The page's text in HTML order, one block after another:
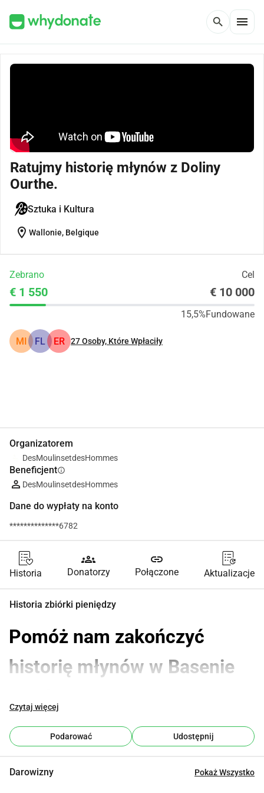
search menu
Ratujmy historię młynów z Doliny
Ourthe.
Sztuka i Kultura
location_on Wallonie, Belgique
Zebrano Cel
€ 1 550 € 10 000
15,5%Fundowane
MI FL ER 27Osoby, Które Wpłaciły
Organizatorem
DesMoulinsetdesHommes
Beneficjentinfo
DesMoulinsetdesHommes
Dane do wypłaty na konto
**************6782
Historia
groups
Donatorzy
link
Połączone Aktualizacje
Historia zbiórki pieniędzy
Pomóż nam zakończyć
historię młynów w Basenie
Nasza ASBL potrzebuje Twojej
pomocy w wydrukowaniu dziesiątego i
ostatniego tomu serii "O Młynach i
Czytaj więcej
Podarować Udostępnij
Darowizny Pokaż Wszystko